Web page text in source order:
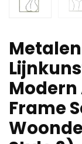
Frame